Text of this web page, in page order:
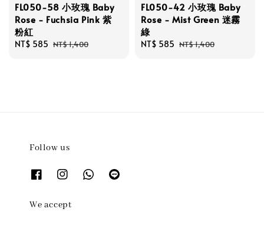
FL050-58 小玫瑰 Baby
Rose - Fuchsia Pink 紫
粉紅
Sale
NT$ 585 Regular
NT$ 1,400
FL050-42 小玫瑰 Baby
Rose - Mist Green 迷霧
綠
Sale
NT$ 585 Regular
NT$ 1,400
Follow us
We accept